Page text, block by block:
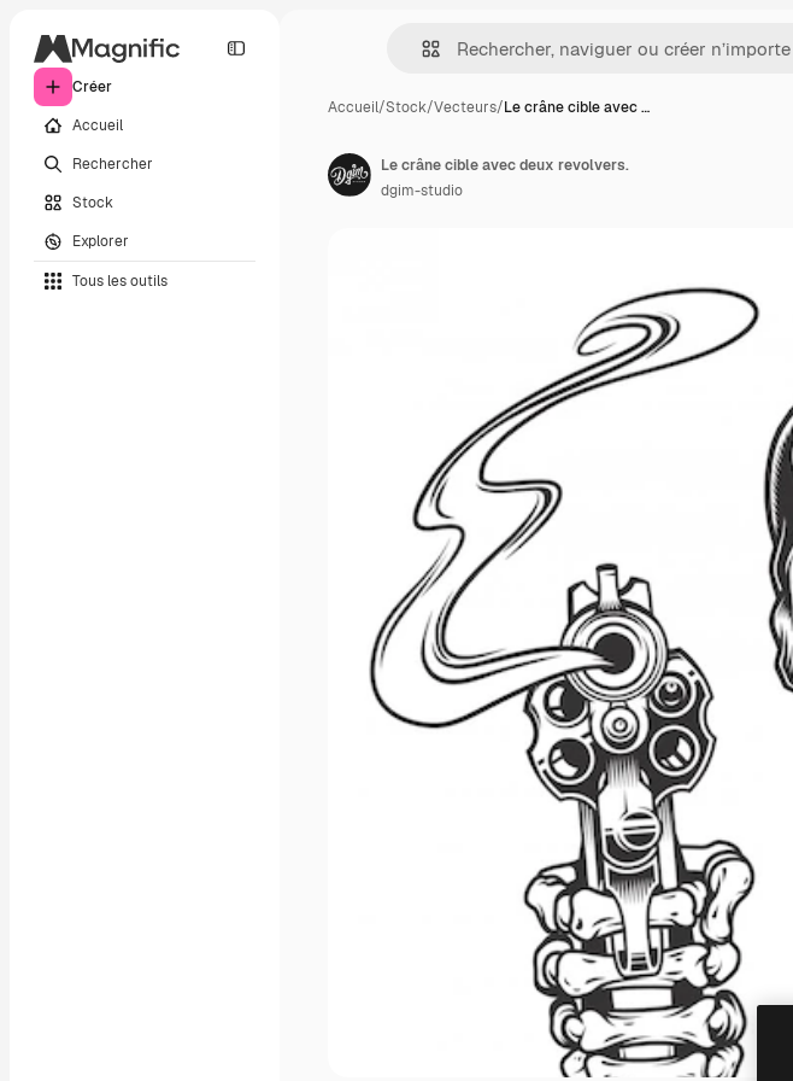
Créer
Accueil
Rechercher
Stock
Explorer
Tous les outils
Accueil/Stock/Vecteurs/Le crâne cible avec …
Le crâne cible avec deux revolvers.
dgim-studio